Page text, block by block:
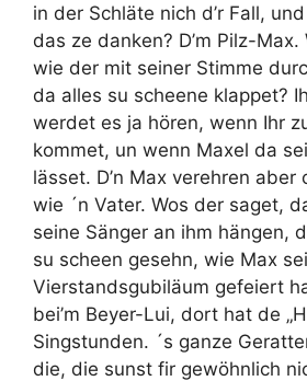
in der Schläte nich d’r Fall,
das ze danken? D’m Pilz-Max.
wie der mit seiner Stimme
da alles su scheene klappet?
werdet es ja hören, wenn Ihr
kommet, un wenn Maxel da
lässet. D’n Max verehren aber
wie ´n Vater. Wos der saget,
seine Sänger an ihm hängen,
su scheen gesehn, wie Max sei
Vierstandsgubiläum gefeiert
bei’m Beyer-Lui, dort hat de
Singstunden. ´s ganze
die, die sunst fir gewöhnlich